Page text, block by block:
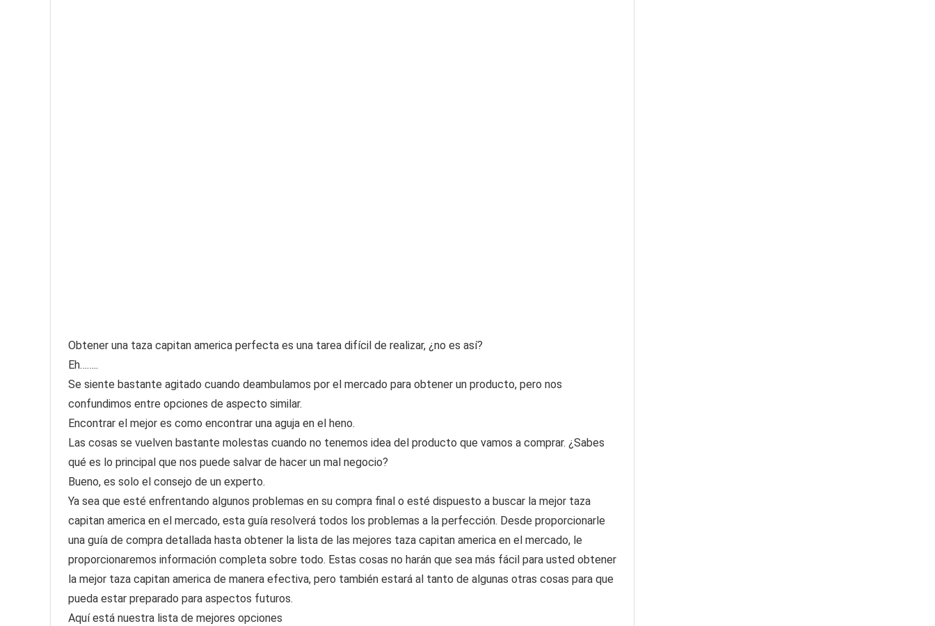
Obtener una taza capitan america perfecta es una tarea difícil de realizar, ¿no es así?
Eh……..
Se siente bastante agitado cuando deambulamos por el mercado para obtener un producto, pero nos
confundimos entre opciones de aspecto similar.
Encontrar el mejor es como encontrar una aguja en el heno.
Las cosas se vuelven bastante molestas cuando no tenemos idea del producto que vamos a comprar. ¿Sabes
qué es lo principal que nos puede salvar de hacer un mal negocio?
Bueno, es solo el consejo de un experto.
Ya sea que esté enfrentando algunos problemas en su compra final o esté dispuesto a buscar la mejor taza
capitan america en el mercado, esta guía resolverá todos los problemas a la perfección. Desde proporcionarle
una guía de compra detallada hasta obtener la lista de las mejores taza capitan america en el mercado, le
proporcionaremos información completa sobre todo. Estas cosas no harán que sea más fácil para usted obtener
la mejor taza capitan america de manera efectiva, pero también estará al tanto de algunas otras cosas para que
pueda estar preparado para aspectos futuros.
Aquí está nuestra lista de mejores opciones